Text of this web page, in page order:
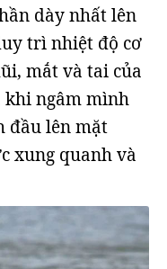
dày nhất lên
trì nhiệt độ cơ
mắt và tai của
khi ngâm mình
đầu lên mặt
xung quanh và